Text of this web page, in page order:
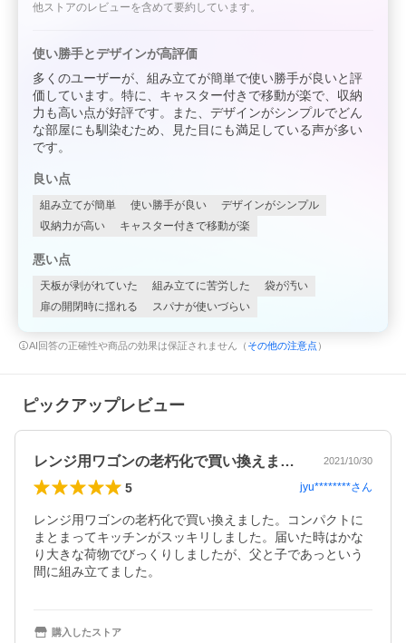
他ストアのレビューを含めて要約しています。
使い勝手とデザインが高評価
多くのユーザーが、組み立てが簡単で使い勝手が良いと評
価しています。特に、キャスター付きで移動が楽で、収納
力も高い点が好評です。また、デザインがシンプルでどん
な部屋にも馴染むため、見た目にも満足している声が多い
です。
良い点
組み立てが簡単 使い勝手が良い
デザインがシンプル
収納力が高い
キャスター付きで移動が楽
悪い点
天板が剥がれていた 組み立てに苦労した
袋が汚い
扉の開閉時に揺れる
スパナが使いづらい
AI回答の正確性や商品の効果は保証されません（ その他の注意点 ）
ピックアップレビュー
レンジ用ワゴンの老朽化で買い換えました… 2021/10/30
5 jyu********さん
レンジ用ワゴンの老朽化で買い換えました。コンパクトに
まとまってキッチンがスッキリしました。届いた時はかな
り大きな荷物でびっくりしましたが、父と子であっという
間に組み立てました。
購入したストア